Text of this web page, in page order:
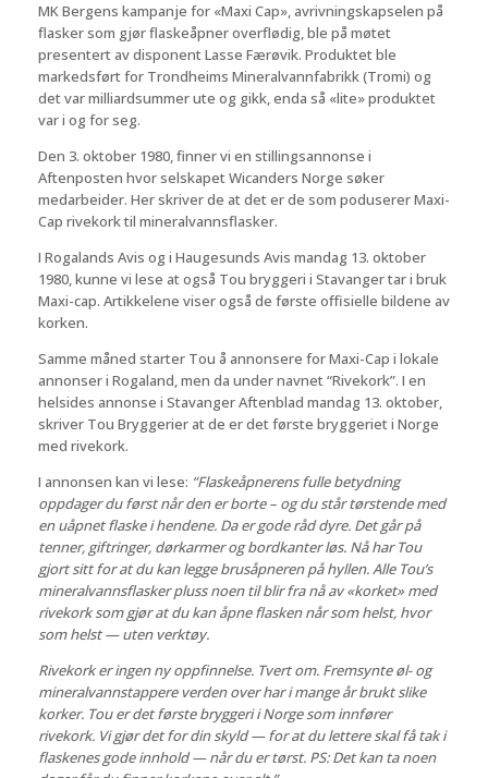
MK Bergens kampanje for «Maxi Cap», avrivningskapselen på
flasker som gjør flaskeåpner overflødig, ble på møtet
presentert av disponent Lasse Færøvik. Produktet ble
markedsført for Trondheims Mineralvannfabrikk (Tromi) og
det var milliardsummer ute og gikk, enda så «lite» produktet
var i og for seg.
Den 3. oktober 1980, finner vi en stillingsannonse i
Aftenposten hvor selskapet Wicanders Norge søker
medarbeider. Her skriver de at det er de som poduserer Maxi-
Cap rivekork til mineralvannsflasker.
I Rogalands Avis og i Haugesunds Avis mandag 13. oktober
1980, kunne vi lese at også Tou bryggeri i Stavanger tar i bruk
Maxi-cap. Artikkelene viser også de første offisielle bildene av
korken.
Samme måned starter Tou å annonsere for Maxi-Cap i lokale
annonser i Rogaland, men da under navnet “Rivekork”. I en
helsides annonse i Stavanger Aftenblad mandag 13. oktober,
skriver Tou Bryggerier at de er det første bryggeriet i Norge
med rivekork.
I annonsen kan vi lese: “Flaskeåpnerens fulle betydning
oppdager du først når den er borte – og du står tørstende med
en uåpnet flaske i hendene. Da er gode råd dyre. Det går på
tenner, giftringer, dørkarmer og bordkanter løs. Nå har Tou
gjort sitt for at du kan legge brusåpneren på hyllen. Alle Tou’s
mineralvannsflasker pluss noen til blir fra nå av «korket» med
rivekork som gjør at du kan åpne flasken når som helst, hvor
som helst — uten verktøy.
Rivekork er ingen ny oppfinnelse. Tvert om. Fremsynte øl- og
mineralvannstappere verden over har i mange år brukt slike
korker. Tou er det første bryggeri i Norge som innfører
rivekork. Vi gjør det for din skyld — for at du lettere skal få tak i
flaskenes gode innhold — når du er tørst. PS: Det kan ta noen